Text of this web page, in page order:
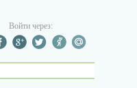
Войти через: